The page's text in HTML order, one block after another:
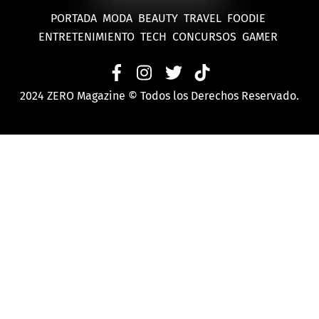
PORTADA MODA BEAUTY TRAVEL FOODIE
ENTRETENIMIENTO TECH CONCURSOS GAMER
2024 ZERO Magazine © Todos los Derechos Reservado.